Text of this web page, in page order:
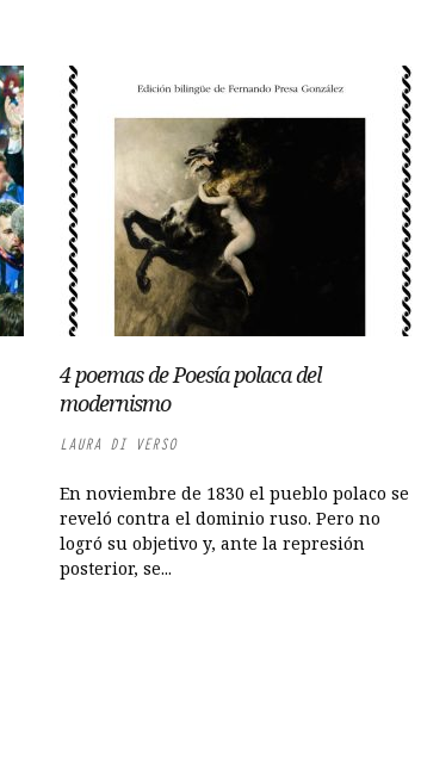
4 poemas de Poesía polaca del
modernismo
LAURA DI VERSO
En noviembre de 1830 el pueblo polaco se
reveló contra el dominio ruso. Pero no
logró su objetivo y, ante la represión
posterior, se...